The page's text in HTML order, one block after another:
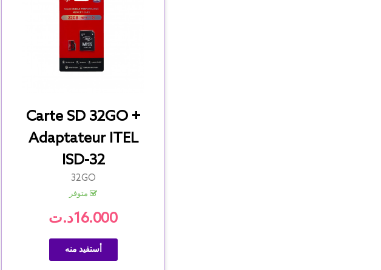
Carte SD 32GO +
Adaptateur ITEL
ISD-32
32GO
متوفر
16.000د.ت
أستفيد منه